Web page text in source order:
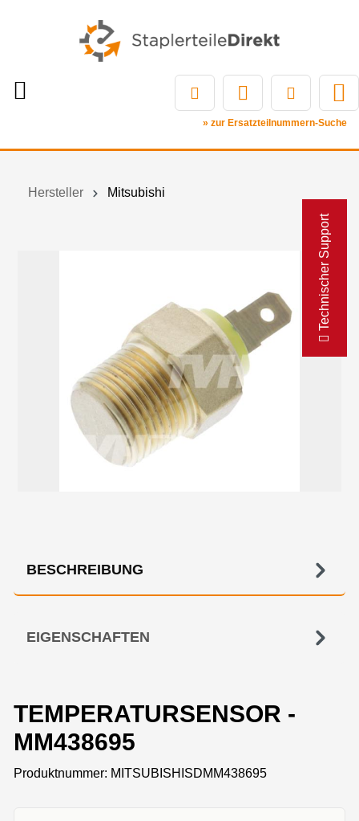
Technischer Support
» zur Ersatzteilnummern-Suche
Hersteller Mitsubishi
BESCHREIBUNG
EIGENSCHAFTEN
TEMPERATURSENSOR -
MM438695
Produktnummer: MITSUBISHISDMM438695